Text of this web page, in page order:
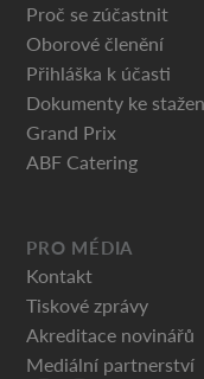
Proč se zúčastnit
Oborové členění
Přihláška k účasti
Dokumenty ke
Grand Prix
ABF Catering
PRO MÉDIA
Kontakt
Tiskové zprávy
Akreditace novinářů
Mediální partnerství